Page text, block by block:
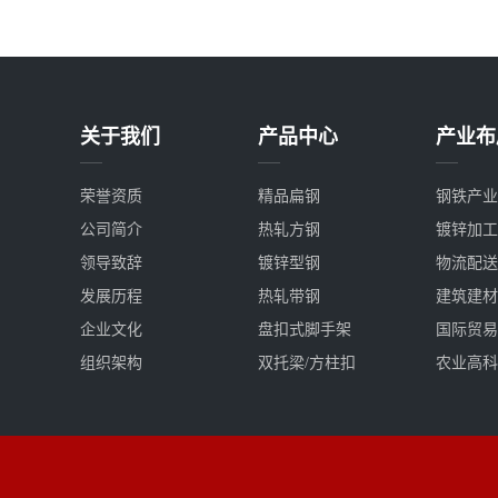
关于我们
荣誉资质
公司简介
领导致辞
发展历程
企业文化
组织架构
产品中心
精品扁钢
热轧方钢
镀锌型钢
热轧带钢
盘扣式脚手架
双托梁/方柱扣
产业
钢铁产业
镀锌加工
物流配送
建筑建材
国际贸易
农业高科